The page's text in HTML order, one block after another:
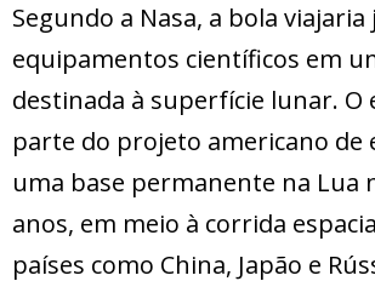
Segundo a Nasa, a bola
equipamentos científicos em
destinada à superfície lunar. O
parte do projeto americano de
uma base permanente na Lua
anos, em meio à corrida
países como China, Japão e